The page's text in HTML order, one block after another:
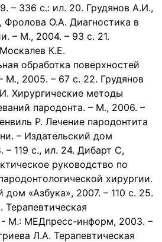
– 336 с.: ил. 20. Грудянов А.И.,
Фролова О.А. Диагностика в
– М., 2004. – 93 с. 21.
К.Е.
обработка поверхностей
М., 2005. – 67 с. 22. Грудянов
Хирургические методы
пародонта. – М., 2006. –
Р. Лечение пародонтита
– Издательский дом
– 119 с., ил. 24. Дибарт С,
руководство по
хирургии.
дом «Азбука», 2007. – 110 с. 25.
- М.: МЕДпресс-информ, 2003. –
Л.А. Терапевтическая